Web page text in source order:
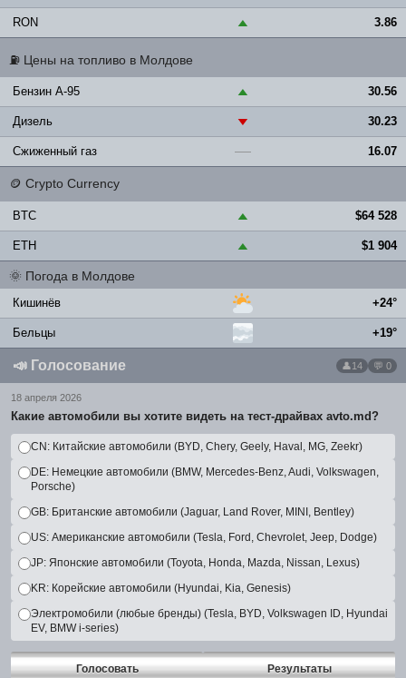
RON ▲ 3.86
⛽ Цены на топливо в Молдове
Бензин A-95 ▲ 30.56
Дизель ▼ 30.23
Сжиженный газ — 16.07
🪙 Crypto Currency
BTC ▲ $64 528
ETH ▲ $1 904
🌞 Погода в Молдове
Кишинёв +24°
Бельцы +19°
📣 Голосование 14 💬 0
18 апреля 2026
Какие автомобили вы хотите видеть на тест-драйвах avto.md?
CN: Китайские автомобили (BYD, Chery, Geely, Haval, MG, Zeekr)
DE: Немецкие автомобили (BMW, Mercedes-Benz, Audi, Volkswagen,
Porsche)
GB: Британские автомобили (Jaguar, Land Rover, MINI, Bentley)
US: Американские автомобили (Tesla, Ford, Chevrolet, Jeep, Dodge)
JP: Японские автомобили (Toyota, Honda, Mazda, Nissan, Lexus)
KR: Корейские автомобили (Hyundai, Kia, Genesis)
Электромобили (любые бренды) (Tesla, BYD, Volkswagen ID, Hyundai
EV, BMW i-series)
Голосовать Результаты